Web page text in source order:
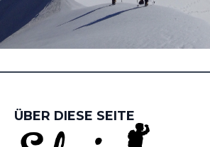
ÜBER DIESE SEITE